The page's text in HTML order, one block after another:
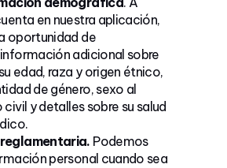
en nuestra aplicación,
oportunidad de
adicional sobre
edad, raza y origen étnico,
de género, sexo al
y detalles sobre su salud
Podemos
personal cuando sea